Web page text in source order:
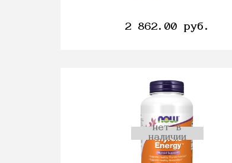
2 862.00 руб.
нет в
наличии